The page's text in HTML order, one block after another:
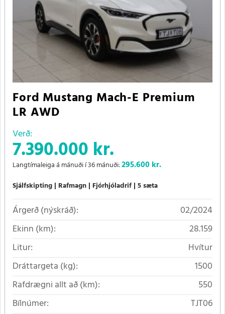
Ford Mustang Mach-E Premium
LR AWD
Verð:
7.390.000 kr.
Langtímaleiga á mánuði í 36 mánuði:295.600kr.
Sjálfskipting Rafmagn Fjórhjóladrif 5 sæta
Árgerð (nýskráð):
02/2024
Ekinn (km):
28.159
Litur:
Hvítur
Dráttargeta (kg):
1500
Rafdrægni allt að (km):
550
Bílnúmer:
TJT06